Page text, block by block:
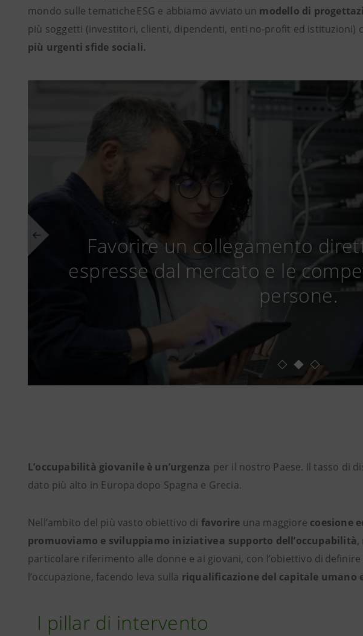
mondo sulle tematiche ESG e abbiamo avviato un modello di
più soggetti (investitori, clienti, dipendenti, enti no-profit ed istituzioni)
più urgenti sfide sociali.​
Favorire un collegamento
espresse dal mercato e le
persone.
L’occupabilità giovanile è un’urgenza per il nostro Paese. Il tasso di
dato più alto in Europa dopo Spagna e Grecia.​
Nell’ambito del più vasto obiettivo di favorire una maggiore coesione
promuoviamo e sviluppiamo iniziative a supporto dell’occupabilità,
particolare riferimento alle donne e ai giovani, con l’obiettivo di
l’occupazione, facendo leva sulla riqualificazione del capitale umano
I pillar di intervento